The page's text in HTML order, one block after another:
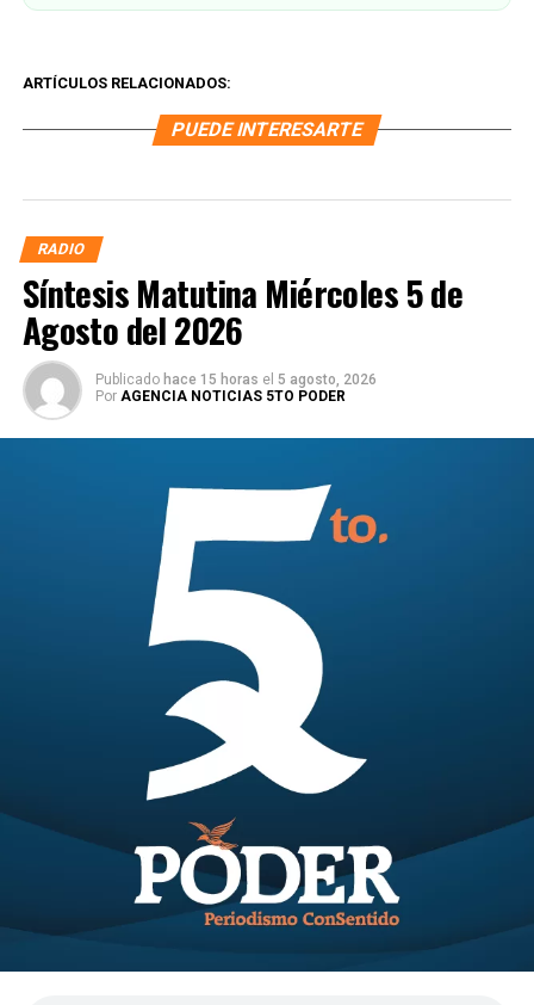
ARTÍCULOS RELACIONADOS:
PUEDE INTERESARTE
RADIO
Síntesis Matutina Miércoles 5 de
Agosto del 2026
Publicado hace 15 horas el 5 agosto, 2026
Por AGENCIA NOTICIAS 5TO PODER